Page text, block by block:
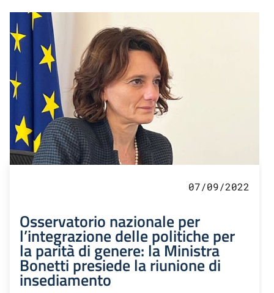
07/09/2022
Osservatorio nazionale per
l’integrazione delle politiche per
la parità di genere: la Ministra
Bonetti presiede la riunione di
insediamento